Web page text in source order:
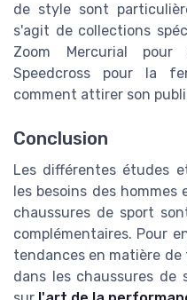
de style sont
s'agit de collections
Zoom Mercurial
Speedcross pour la
comment attirer son
Conclusion
Les différentes études
les besoins des
chaussures de sport
complémentaires. Pour
tendances en matière
dans les chaussures